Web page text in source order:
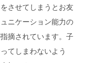
させてしまうとお友
ニケーション能力の
摘されています。子
てしまわないよう